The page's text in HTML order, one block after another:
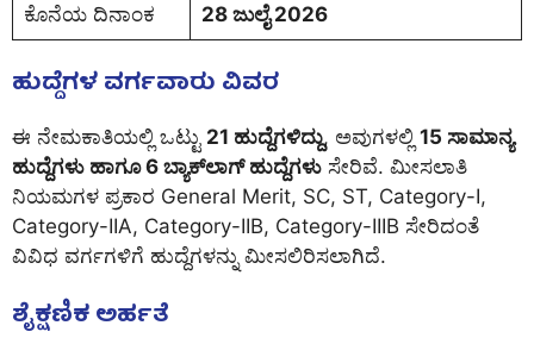
ಕೊನೆಯ ದಿನಾಂಕ 28 ಜುಲೈ 2026
ಹುದ್ದೆಗಳ ವರ್ಗವಾರು ವಿವರ
ಈ ನೇಮಕಾತಿಯಲ್ಲಿ ಒಟ್ಟು 21 ಹುದ್ದೆಗಳಿದ್ದು, ಅವುಗಳಲ್ಲಿ 15 ಸಾಮಾನ್ಯ
ಹುದ್ದೆಗಳು ಹಾಗೂ 6 ಬ್ಯಾಕ್‌ಲಾಗ್ ಹುದ್ದೆಗಳು ಸೇರಿವೆ. ಮೀಸಲಾತಿ
ನಿಯಮಗಳ ಪ್ರಕಾರ General Merit, SC, ST, Category-I,
Category-IIA, Category-IIB, Category-IIIB ಸೇರಿದಂತೆ
ವಿವಿಧ ವರ್ಗಗಳಿಗೆ ಹುದ್ದೆಗಳನ್ನು ಮೀಸಲಿರಿಸಲಾಗಿದೆ.
ಶೈಕ್ಷಣಿಕ ಅರ್ಹತೆ